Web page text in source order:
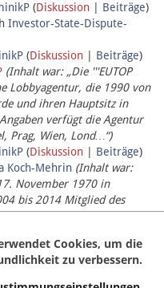
(Diskussion Beiträge)
Investor-State-Dispute-
(Diskussion Beiträge)
(Inhalt war: „Die '''EUTOP
Lobbyagentur, die 1990 von
und ihren Hauptsitz in
verfügt die Agentur
Prag, Wien, Lond…“)
(Diskussion Beiträge)
Koch-Mehrin (Inhalt war:
November 1970 in
bis 2014 Mitglied des
November 2014 ist sie für
Cookies, um die
zu verbessern.